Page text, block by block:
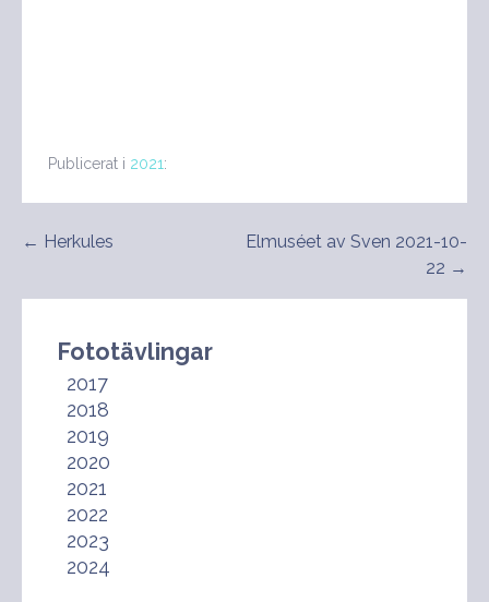
Publicerat i 2021:
Inläggsnavigering
← Herkules
Elmuséet av Sven 2021-10-
22 →
Fototävlingar
2017
2018
2019
2020
2021
2022
2023
2024